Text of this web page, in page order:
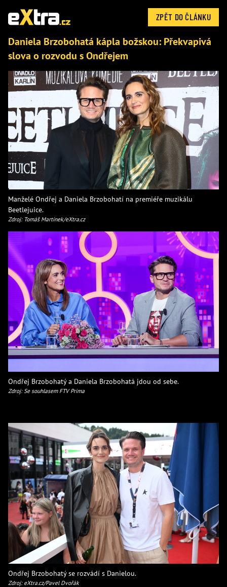
ZPĚT DO ČLÁNKU
Daniela Brzobohatá kápla božskou: Překvapivá
slova o rozvodu s Ondřejem
Manželé Ondřej a Daniela Brzobohatí na premiéře muzikálu
Beetlejuice.
Zdroj: Tomáš Martínek/eXtra.cz
Ondřej Brzobohatý a Daniela Brzobohatá jdou od sebe.
Zdroj: Se souhlasem FTV Prima
Ondřej Brzobohatý se rozvádí s Danielou.
Zdroj: eXtra.cz/Pavel Dvořák